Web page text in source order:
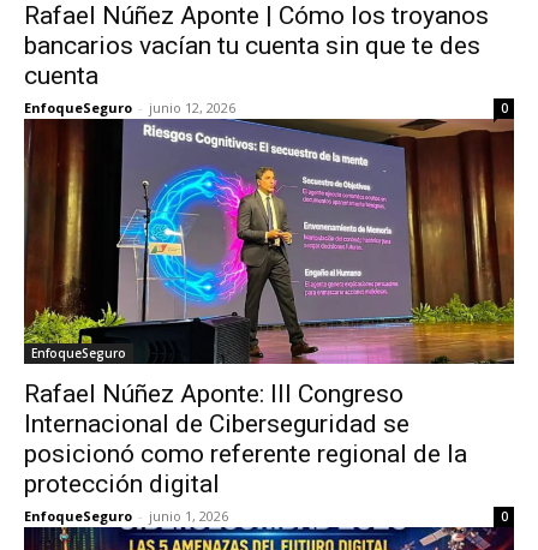
Rafael Núñez Aponte | Cómo los troyanos
bancarios vacían tu cuenta sin que te des
cuenta
EnfoqueSeguro - junio 12, 2026 0
EnfoqueSeguro
Rafael Núñez Aponte: III Congreso
Internacional de Ciberseguridad se
posicionó como referente regional de la
protección digital
EnfoqueSeguro - junio 1, 2026 0